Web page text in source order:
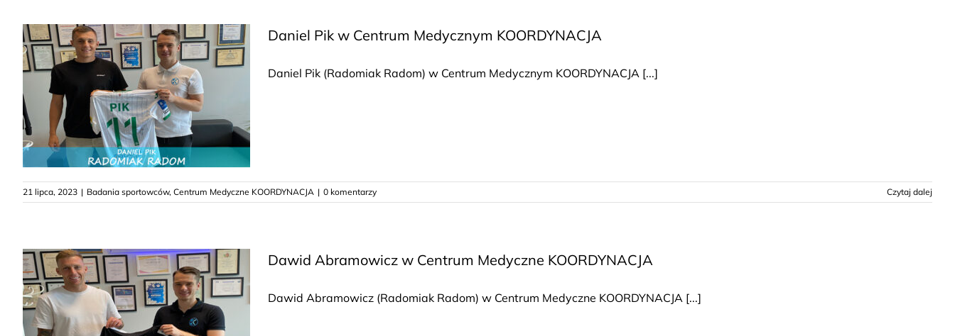
Daniel Pik w Centrum Medycznym KOORDYNACJA
Daniel Pik (Radomiak Radom) w Centrum Medycznym KOORDYNACJA [...]
21 lipca, 2023 | Badania sportowców, Centrum Medyczne KOORDYNACJA | 0 komentarzy Czytaj dalej
Dawid Abramowicz w Centrum Medyczne KOORDYNACJA
Dawid Abramowicz (Radomiak Radom) w Centrum Medyczne KOORDYNACJA [...]